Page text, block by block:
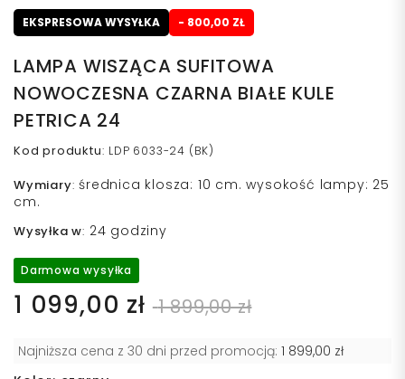
EKSPRESOWA WYSYŁKA - 800,00 ZŁ
LAMPA WISZĄCA SUFITOWA
NOWOCZESNA CZARNA BIAŁE KULE
PETRICA 24
Kod produktu: LDP 6033-24 (BK)
Wymiary: średnica klosza: 10 cm. wysokość lampy: 25
cm.
Wysyłka w: 24 godziny
Darmowa wysyłka
1 099,00 zł 1 899,00 zł
Najniższa cena z 30 dni przed promocją: 1 899,00 zł